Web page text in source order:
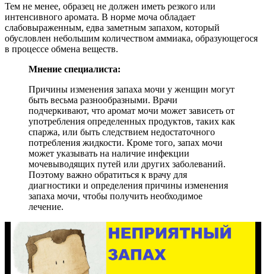
Тем не менее, образец не должен иметь резкого или
интенсивного аромата. В норме моча обладает
слабовыраженным, едва заметным запахом, который
обусловлен небольшим количеством аммиака, образующегося
в процессе обмена веществ.
Мнение специалиста:
Причины изменения запаха мочи у женщин могут
быть весьма разнообразными. Врачи
подчеркивают, что аромат мочи может зависеть от
употребления определенных продуктов, таких как
спаржа, или быть следствием недостаточного
потребления жидкости. Кроме того, запах мочи
может указывать на наличие инфекции
мочевыводящих путей или других заболеваний.
Поэтому важно обратиться к врачу для
диагностики и определения причины изменения
запаха мочи, чтобы получить необходимое
лечение.